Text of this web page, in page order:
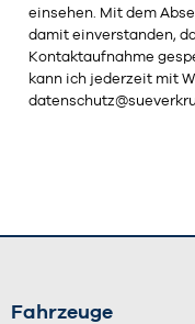
einsehen. Mit dem
damit einverstanden,
Kontaktaufnahme
kann ich jederzeit mit
Fahrzeuge